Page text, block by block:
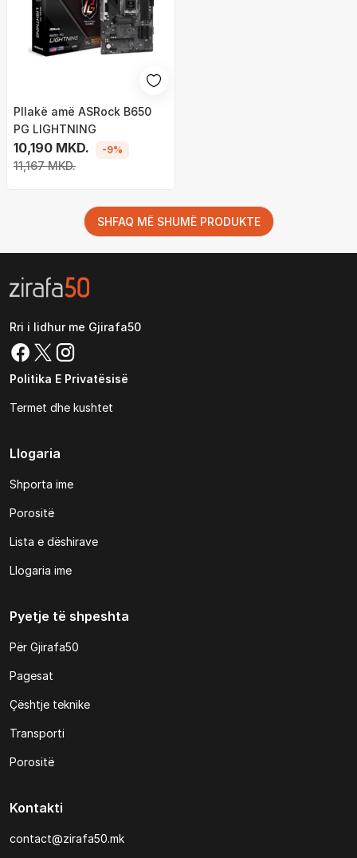
Pllakë amë ASRock B650
PG LIGHTNING
10,190 MKD.
11,167 MKD.
-9%
SHFAQ MË SHUMË PRODUKTE
Rri i lidhur me Gjirafa50
Politika E Privatësisë
Termet dhe kushtet
Llogaria
Shporta ime
Porositë
Lista e dëshirave
Llogaria ime
Pyetje të shpeshta
Për Gjirafa50
Pagesat
Çështje teknike
Transporti
Porositë
Kontakti
contact@zirafa50.mk